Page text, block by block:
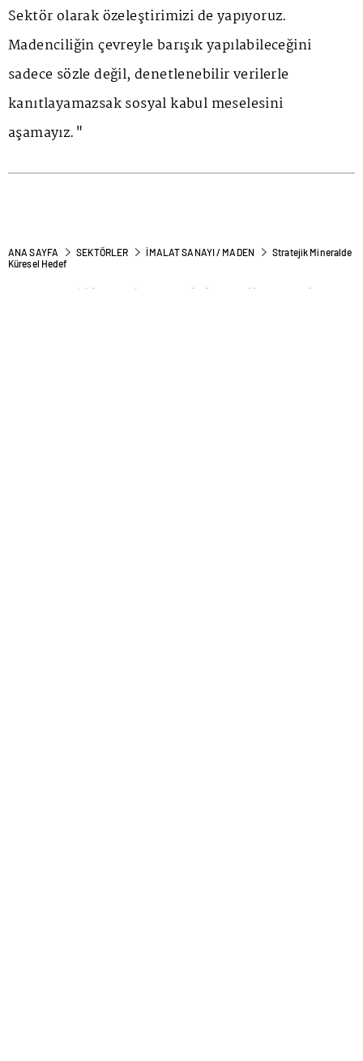
Sektör olarak özeleştirimizi de yapıyoruz.
Madenciliğin çevreyle barışık yapılabileceğini
sadece sözle değil, denetlenebilir verilerle
kanıtlayamazsak sosyal kabul meselesini
aşamayız."
ANA SAYFA SEKTÖRLER İMALAT SANAYI / MADEN
Stratejik Mineralde
Küresel Hedef
Stratejik Mineralde Küresel